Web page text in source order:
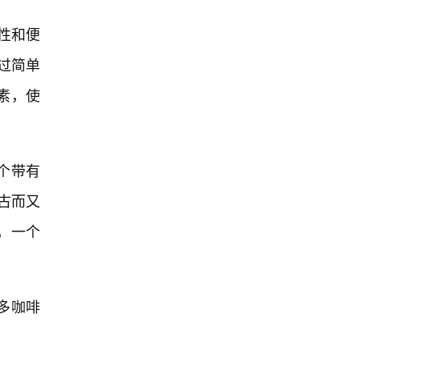
和便
简单
，使
带有
而又
一个
咖啡